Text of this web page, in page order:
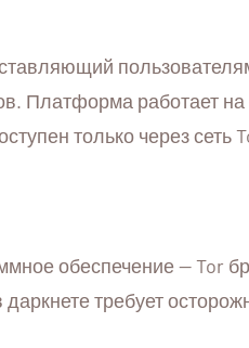
Платформа работает на
только через сеть
обеспечение — Tor
требует